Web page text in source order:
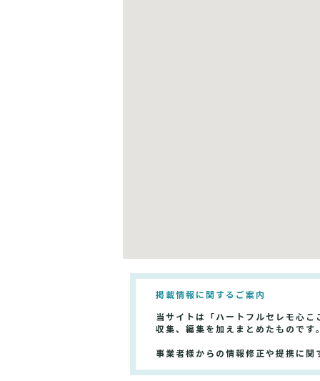
掲載情報に関するご案内
当サイトは「ハートフルセレモ心
収集、編集を加えまとめたもので
事業者様からの情報修正や提携に